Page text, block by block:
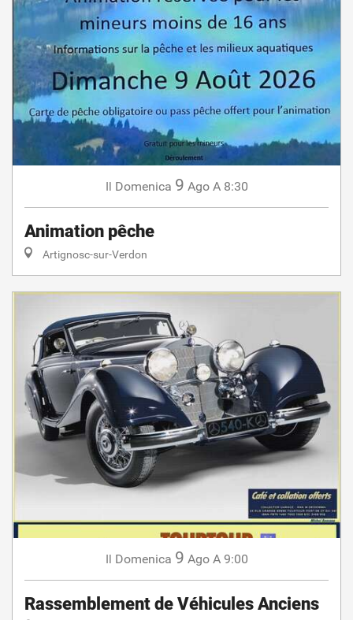
Il Domenica 9 Ago A 8:30
Animation pêche
Artignosc-sur-Verdon
Il Domenica 9 Ago A 9:00
Rassemblement de Véhicules Anciens